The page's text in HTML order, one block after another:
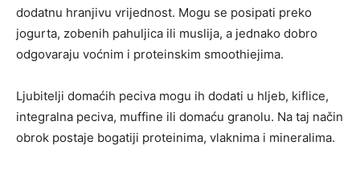
dodatnu hranjivu vrijednost. Mogu se posipati preko
jogurta, zobenih pahuljica ili muslija, a jednako dobro
odgovaraju voćnim i proteinskim smoothiejima.
Ljubitelji domaćih peciva mogu ih dodati u hljeb, kiflice,
integralna peciva, muffine ili domaću granolu. Na taj način
obrok postaje bogatiji proteinima, vlaknima i mineralima.